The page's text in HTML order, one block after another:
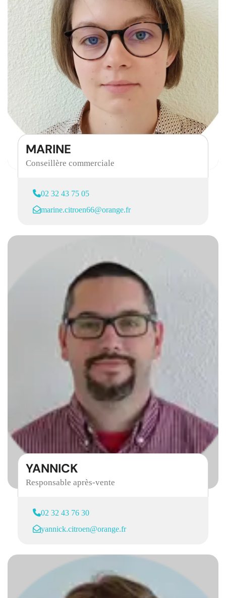
MARINE
Conseillère commerciale
02 32 43 75 05
marine.citroen66@orange.fr
YANNICK
Responsable après-vente
02 32 43 76 30
yannick.citroen@orange.fr